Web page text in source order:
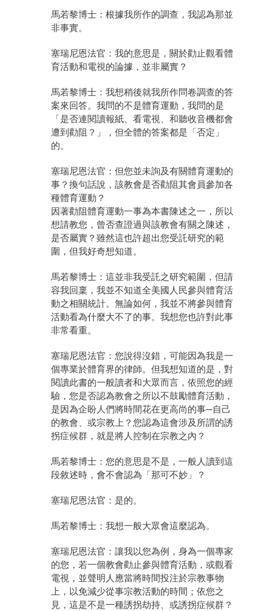
馬若黎博士：根據我所作的調查，我認為那並
非事實。
塞瑞尼恩法官：我的意思是，關於勸止觀看體
育活動和電視的論據，並非屬實？
馬若黎博士：我想稍後就我所作問卷調查的答
案來回答。我問的不是體育運動，我問的是
「是否連閱讀報紙、看電視、和聽收音機都會
遭到勸阻？」，但全體的答案都是「否定」
的。
塞瑞尼恩法官：但您並未詢及有關體育運動的
事？換句話說，該教會是否勸阻其會員參加各
種體育運動？
因著勸阻體育運動一事為本書陳述之一，所以
想請教您，曾否查證過與該教會有關之陳述，
是否屬實？雖然這也許超出您受託研究的範
圍，但我好奇想知道。
馬若黎博士：這並非我受託之研究範圍，但請
容我回稟，我並不知道全美國人民參與體育活
動之相關統計。無論如何，我並不將參與體育
活動看為什麼大不了的事。我想您也許對此事
非常看重。
塞瑞尼恩法官：您說得沒錯，可能因為我是一
個專業於體育界的律師。但我想知道的是，對
閱讀此書的一般讀者和大眾而言，依照您的經
驗，您是否認為教會之所以不鼓勵體育活動，
是因為企盼人們將時間花在更高尚的事─自己
的教會、或宗教上？您認為這會涉及所謂的誘
拐症候群，就是將人控制在宗教之內？
馬若黎博士：您的意思是不是，一般人讀到這
段敘述時，會不會認為「那可不妙」？
塞瑞尼恩法官：是的。
馬若黎博士：我想一般大眾會這麼認為。
塞瑞尼恩法官：讓我以您為例，身為一個專家
的您，若一個教會勸止參與體育活動，或觀看
電視，並聲明人應當將時間投注於宗教事物
上，以免減少從事宗教活動的時間；依您之
見，這是不是一種誘拐劫持、或誘拐症候群？